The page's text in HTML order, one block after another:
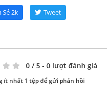
Sẻ2k Tweet
0 / 5 - 0 lượt đánh giá
ít nhất 1 tệp để gửi phản hồi